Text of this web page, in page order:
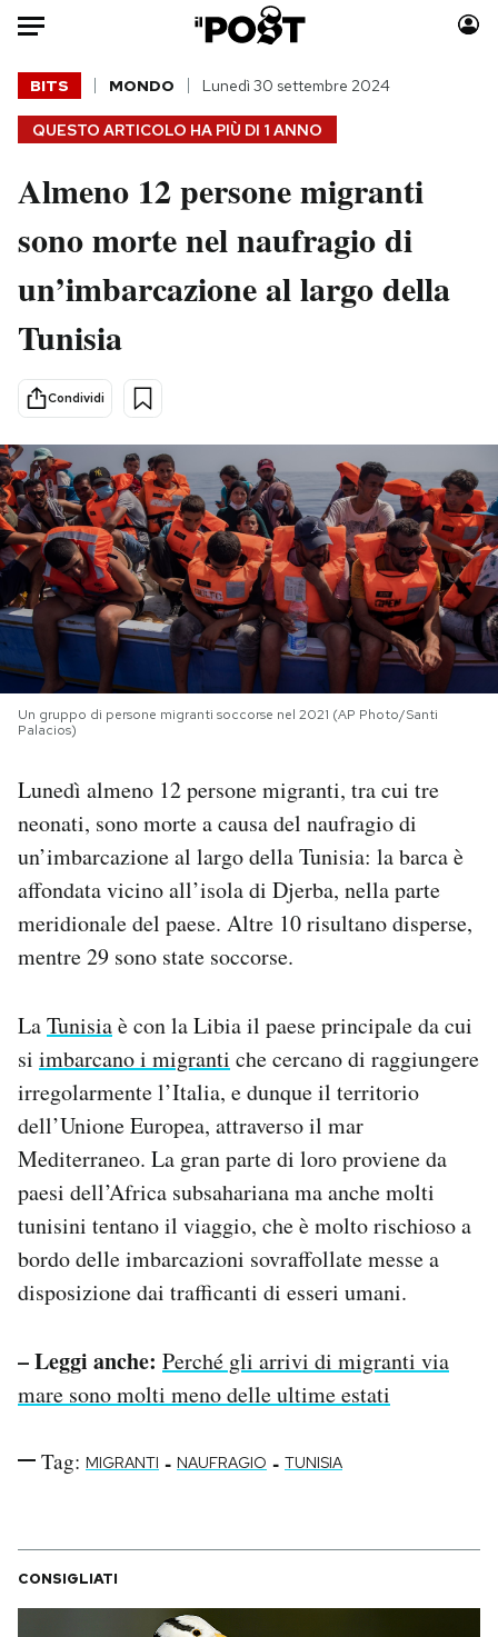
Auto
HOME
Italia
Politica
Tecnologia
Scienza
Cultura
Economia
Sport
Moda
Consumismi
Storie/Idee
Ok Boomer!
Mondiali calcio 2026
PODCAST
NEWSLETTER
I MIEI PREFERITI
CALENDARIO
Area Personale
Regala il Post
Hai bisogno di aiuto?
Esci
QUESTO ARTICOLO HA PIÙ DI 1 ANNO
BITS MONDO Lunedì 30 settembre 2024
Almeno 12 persone migranti
sono morte nel naufragio di
un’imbarcazione al largo della
Tunisia
Condividi
Un gruppo di persone migranti soccorse nel 2021 (AP Photo/Santi
Palacios)
Lunedì almeno 12 persone migranti, tra cui tre
neonati, sono morte a causa del naufragio di
un’imbarcazione al largo della Tunisia: la barca è
affondata vicino all’isola di Djerba, nella parte
meridionale del paese. Altre 10 risultano disperse,
mentre 29 sono state soccorse.
LaTunisiaè con la Libia il paese principale da cui
si imbarcano i migranti che cercano di raggiungere
irregolarmente l’Italia, e dunque il territorio
dell’Unione Europea, attraverso il mar
Mediterraneo. La gran parte di loro proviene da
paesi dell’Africa subsahariana ma anche molti
tunisini tentano il viaggio, che è molto rischioso a
bordo delle imbarcazioni sovraffollate messe a
disposizione dai trafficanti di esseri umani.
– Leggi anche: Perché gli arrivi di migranti via
mare sono molti meno delle ultime estati
Tag: MIGRANTI - NAUFRAGIO - TUNISIA
CONSIGLIATI